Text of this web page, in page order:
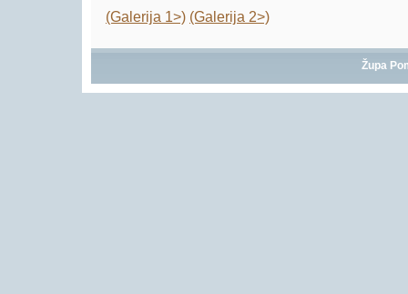
(Galerija 1>) (Galerija 2>)
Župa